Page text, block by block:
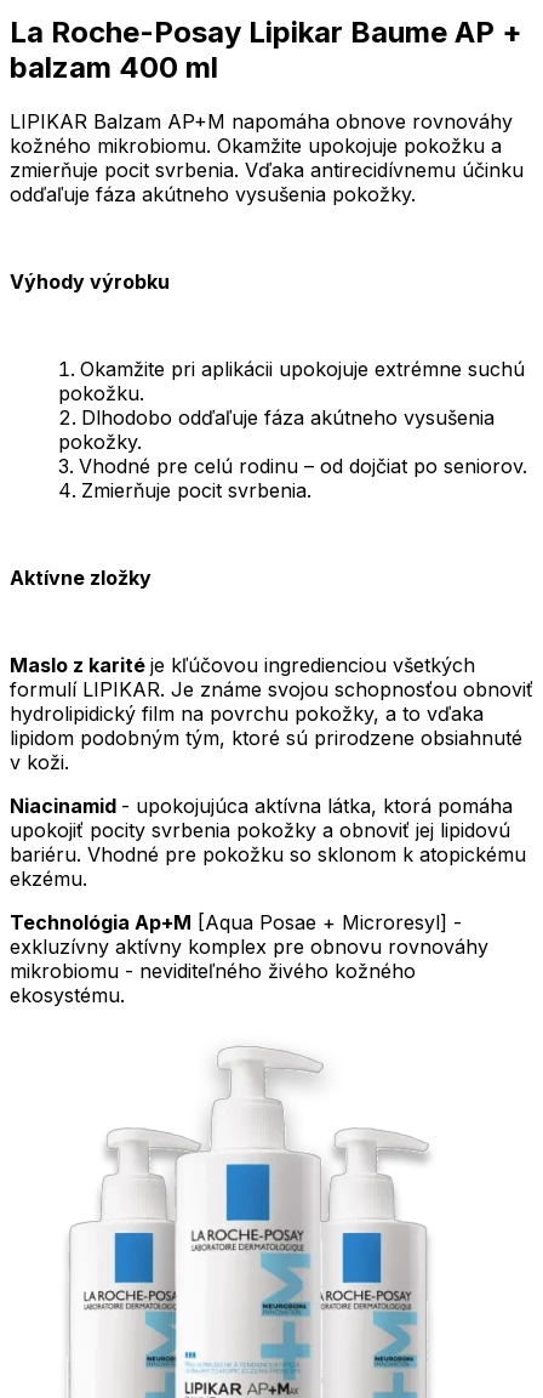
La Roche-Posay Lipikar Baume AP +
balzam 400 ml
LIPIKAR Balzam AP+M napomáha obnove rovnováhy
kožného mikrobiomu. Okamžite upokojuje pokožku a
zmierňuje pocit svrbenia. Vďaka antirecidívnemu účinku
odďaľuje fáza akútneho vysušenia pokožky.
Výhody výrobku
Okamžite pri aplikácii upokojuje extrémne suchú
pokožku.
Dlhodobo odďaľuje fáza akútneho vysušenia
pokožky.
Vhodné pre celú rodinu – od dojčiat po seniorov.
Zmierňuje pocit svrbenia.
Aktívne zložky
Maslo z karité je kľúčovou ingredienciou všetkých
formulí LIPIKAR. Je známe svojou schopnosťou obnoviť
hydrolipidický film na povrchu pokožky, a to vďaka
lipidom podobným tým, ktoré sú prirodzene obsiahnuté
v koži.
Niacinamid - upokojujúca aktívna látka, ktorá pomáha
upokojiť pocity svrbenia pokožky a obnoviť jej lipidovú
bariéru. Vhodné pre pokožku so sklonom k ​​atopickému
ekzému.
Technológia Ap+M [Aqua Posae + Microresyl] -
exkluzívny aktívny komplex pre obnovu rovnováhy
mikrobiomu - neviditeľného živého kožného
ekosystému.